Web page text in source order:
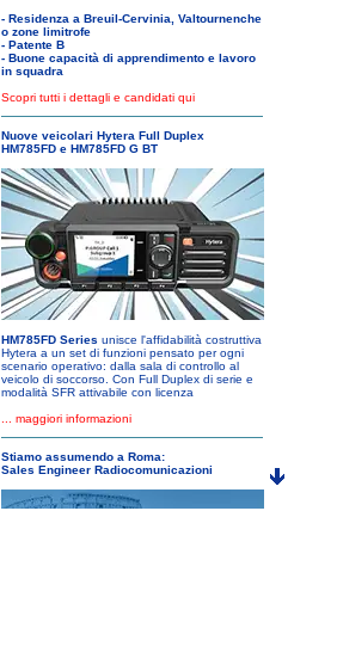
- Residenza a Breuil-Cervinia, Valtournenche
o zone limitrofe
- Patente B
- Buone capacità di apprendimento e lavoro
in squadra
Scopri tutti i dettagli e candidati qui
Nuove veicolari Hytera Full Duplex
HM785FD e HM785FD G BT
HM785FD Series unisce l'affidabilità costruttiva
Hytera a un set di funzioni pensato per ogni
scenario operativo: dalla sala di controllo al
veicolo di soccorso. Con Full Duplex di serie e
modalità SFR attivabile con licenza
... maggiori informazioni
Stiamo assumendo a Roma:
Sales Engineer Radiocomunicazioni